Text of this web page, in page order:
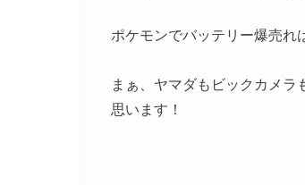
ポケモンでバッテリー爆売れ
まぁ、ヤマダもビックカメ
思います！